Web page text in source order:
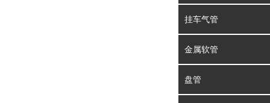
挂车气管
金属软管
盘管